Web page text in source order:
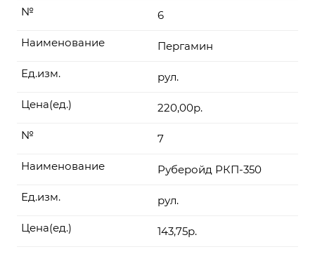
6
№
Пергамин
Наименование
рул.
Ед.изм.
220,00р.
Цена(ед.)
7
№
Руберойд РКП-350
Наименование
рул.
Ед.изм.
143,75р.
Цена(ед.)